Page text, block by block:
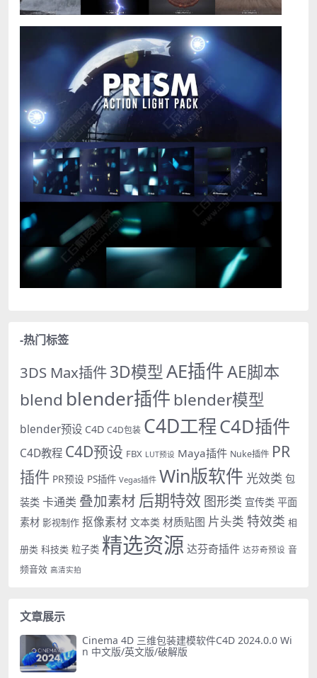
-热门标签
3DS Max插件3D模型AE插件AE脚本
blend blender插件 blender模型
blender预设 C4D C4D包装 C4D工程C4D插件
C4D教程 C4D预设 FBX LUT预设 Maya插件 Nuke插件 PR
插件 PR预设 PS插件 Vegas插件 Win版软件 光效类 包
装类 卡通类 叠加素材 后期特效 图形类 宣传类 平面
素材 影视制作 抠像素材 文本类 材质贴图 片头类 特效类 相
册类 科技类 粒子类 精选资源 达芬奇插件 达芬奇预设 音
频音效 高清实拍
文章展示
Cinema 4D 三维包装建模软件C4D 2024.0.0 Wi
n 中文版/英文版/破解版